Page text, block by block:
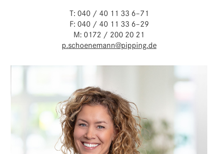
T: 040 / 40 11 33 6–71
F: 040 / 40 11 33 6–29
M: 0172 / 200 20 21
p.schoenemann@pipping.de